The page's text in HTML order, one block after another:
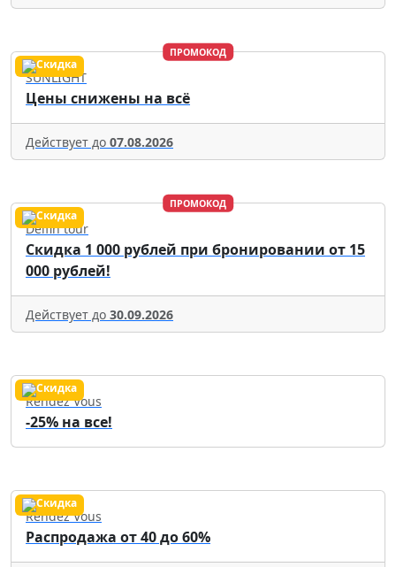
ПРОМОКОД
SUNLIGHT
Цены снижены на всё
Действует до 07.08.2026
ПРОМОКОД
Delfin tour
Скидка 1 000 рублей при бронировании от 15
000 рублей!
Действует до 30.09.2026
Rendez Vous
-25% на все!
Rendez Vous
Распродажа от 40 до 60%